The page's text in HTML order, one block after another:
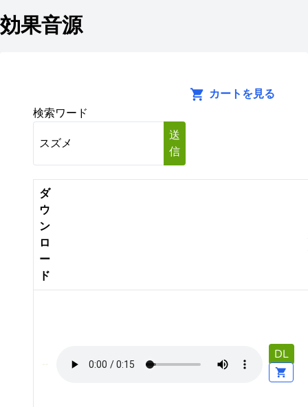
効果音源
カートを見る
検索ワード
送
信
ダ
ウ
ン
ロ
ー
ド
DL